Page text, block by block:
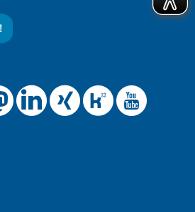
Offizielle
Offizielle